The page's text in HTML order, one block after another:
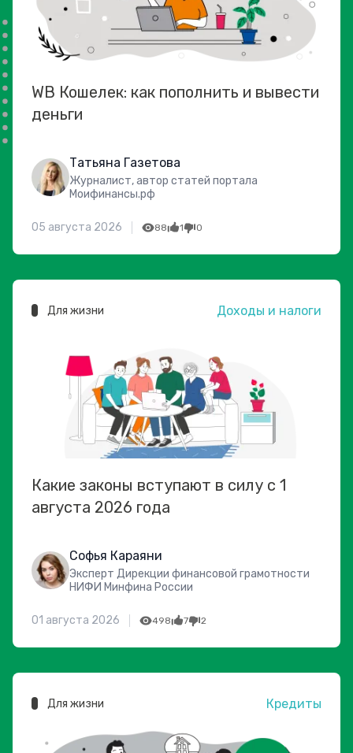
WB Кошелек: как пополнить и вывести
деньги
Татьяна Газетова
Журналист, автор статей портала
Моифинансы.рф
05 августа 2026 88 1 0
Для жизни Доходы и налоги
Какие законы вступают в силу с 1
августа 2026 года
Софья Караяни
Эксперт Дирекции финансовой грамотности
НИФИ Минфина России
01 августа 2026 498 7 2
Для жизни Кредиты